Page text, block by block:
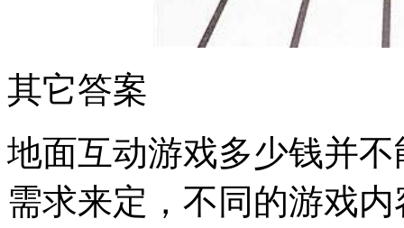
其它答案
地面互动游戏多少钱并
需求来定，不同的游戏